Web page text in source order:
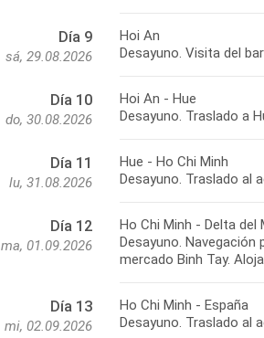
Día 9
sá, 29.08.2026
Hoi An
Desayuno. Visita del
Día 10
do, 30.08.2026
Hoi An - Hue
Desayuno. Traslado a
Día 11
lu, 31.08.2026
Hue - Ho Chi Minh
Desayuno. Traslado al
Día 12
ma, 01.09.2026
Ho Chi Minh - Delta del
Desayuno.
mercado Binh Tay.
Día 13
mi, 02.09.2026
Ho Chi Minh - España
Desayuno. Traslado al